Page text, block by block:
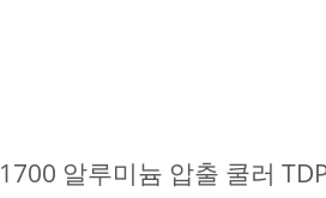
알루미늄 압출 쿨러